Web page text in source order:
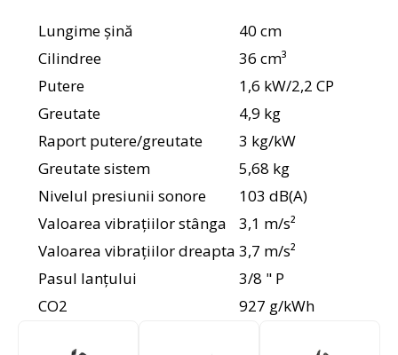
Lungime șină
40 cm
Cilindree
36 cm³
Putere
1,6 kW/2,2 CP
Greutate
4,9 kg
Raport putere/greutate
3 kg/kW
Greutate sistem
5,68 kg
Nivelul presiunii sonore
103 dB(A)
Valoarea vibrațiilor stânga
3,1 m/s²
Valoarea vibrațiilor dreapta 3,7 m/s²
Pasul lanţului
3/8 " P
CO2
927 g/kWh